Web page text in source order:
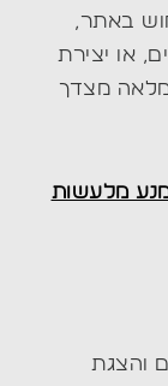
באתר,
או יצירת
מצדך
מלעשות
והצגת